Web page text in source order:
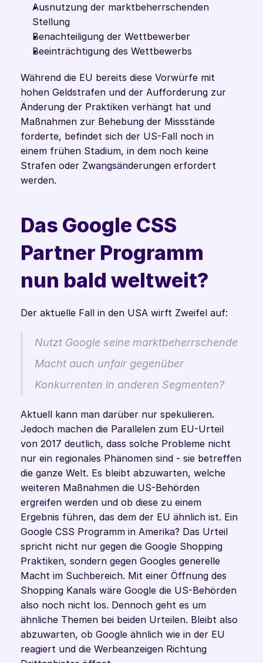
Ausnutzung der marktbeherrschenden
Stellung
Benachteiligung der Wettbewerber
Beeinträchtigung des Wettbewerbs
Während die EU bereits diese Vorwürfe mit
hohen Geldstrafen und der Aufforderung zur
Änderung der Praktiken verhängt hat und
Maßnahmen zur Behebung der Missstände
forderte, befindet sich der US-Fall noch in
einem frühen Stadium, in dem noch keine
Strafen oder Zwangsänderungen erfordert
werden.
Das Google CSS
Partner Programm
nun bald weltweit?
Der aktuelle Fall in den USA wirft Zweifel auf:
Nutzt Google seine marktbeherrschende
Macht auch unfair gegenüber
Konkurrenten in anderen Segmenten?
Aktuell kann man darüber nur spekulieren.
Jedoch machen die Parallelen zum EU-Urteil
von 2017 deutlich, dass solche Probleme nicht
nur ein regionales Phänomen sind - sie betreffen
die ganze Welt. Es bleibt abzuwarten, welche
weiteren Maßnahmen die US-Behörden
ergreifen werden und ob diese zu einem
Ergebnis führen, das dem der EU ähnlich ist. Ein
Google CSS Programm in Amerika? Das Urteil
spricht nicht nur gegen die Google Shopping
Praktiken, sondern gegen Googles generelle
Macht im Suchbereich. Mit einer Öffnung des
Shopping Kanals wäre Google die US-Behörden
also noch nicht los. Dennoch geht es um
ähnliche Themen bei beiden Urteilen. Bleibt also
abzuwarten, ob Google ähnlich wie in der EU
reagiert und die Werbeanzeigen Richtung